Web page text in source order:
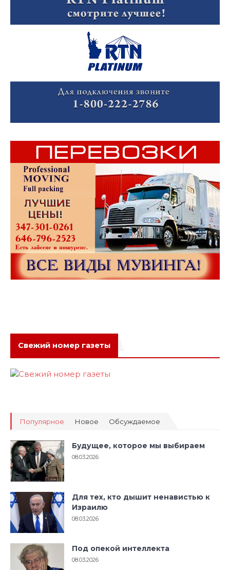
Свежий номер газеты
Популярное Новое Обсуждаемое
Будущее, которое мы выбираем
08.03.2026
Для тех, кто дышит ненавистью к
Израилю
08.03.2026
Под опекой интеллекта
08.03.2026